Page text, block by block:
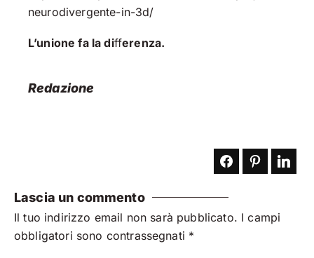
neurodivergente-in-3d/
L’unione fa la differenza.
Redazione
Lascia un commento
Il tuo indirizzo email non sarà pubblicato. I campi
obbligatori sono contrassegnati *